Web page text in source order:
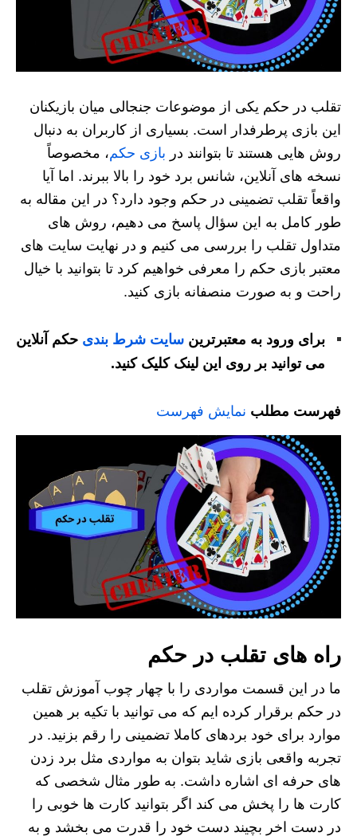
تقلب در حکم یکی از موضوعات جنجالی میان بازیکنان
این بازی پرطرفدار است. بسیاری از کاربران به دنبال
روش‌ هایی هستند تا بتوانند در بازی حکم، مخصوصاً
نسخه‌ های آنلاین، شانس برد خود را بالا ببرند. اما آیا
واقعاً تقلب تضمینی در حکم وجود دارد؟ در این مقاله به
طور کامل به این سؤال پاسخ می‌ دهیم، روش‌ های
متداول تقلب را بررسی می‌ کنیم و در نهایت سایت‌ های
معتبر بازی حکم را معرفی خواهیم کرد تا بتوانید با خیال
راحت و به‌ صورت منصفانه بازی کنید.
برای ورود به معتبرترین سایت شرط بندی حکم آنلاین
می توانید بر روی این لینک کلیک کنید.
فهرست مطلب نمایش فهرست
راه های تقلب در حکم
ما در این قسمت مواردی را با چهار چوب آموزش تقلب
در حکم برقرار کرده ایم که می توانید با تکیه بر همین
موارد برای خود بردهای کاملا تضمینی را رقم بزنید. در
تجربه واقعی بازی شاید بتوان به مواردی مثل برد زدن
های حرفه ای اشاره داشت. به طور مثال شخصی که
کارت ها را پخش می کند اگر بتوانید کارت ها خوبی را
در دست اخر بچیند دست خود را قدرت می بخشد و به